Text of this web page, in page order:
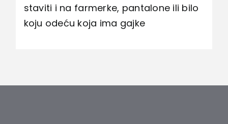
staviti i na farmerke, pantalone ili bilo
koju odeću koja ima gajke